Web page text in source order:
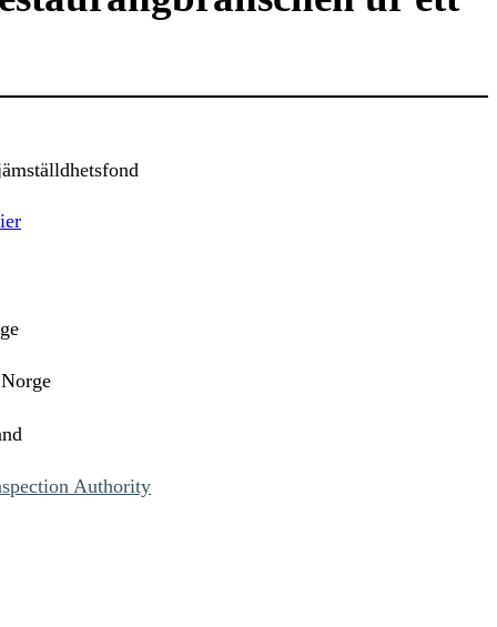
Authority